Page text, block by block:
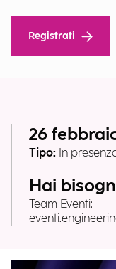
Registrati
26
Tipo: In
Hai
Team Eventi: